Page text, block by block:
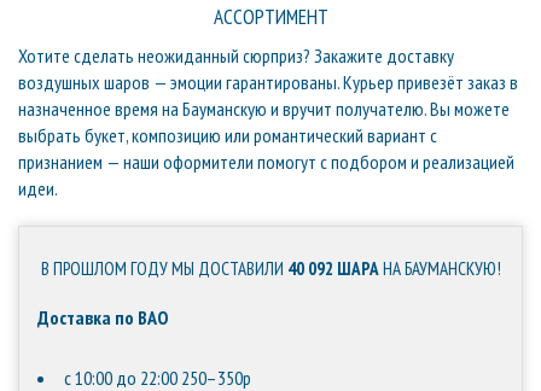
АССОРТИМЕНТ
Хотите сделать неожиданный сюрприз? Закажите доставку
воздушных шаров — эмоции гарантированы. Курьер привезёт заказ в
назначенное время на Бауманскую и вручит получателю. Вы можете
выбрать букет, композицию или романтический вариант с
признанием — наши оформители помогут с подбором и реализацией
идеи.
В ПРОШЛОМ ГОДУ МЫ ДОСТАВИЛИ 40 092 ШАРАНА БАУМАНСКУЮ!
Доставка по ВАО
с 10:00 до 22:00 250–350р